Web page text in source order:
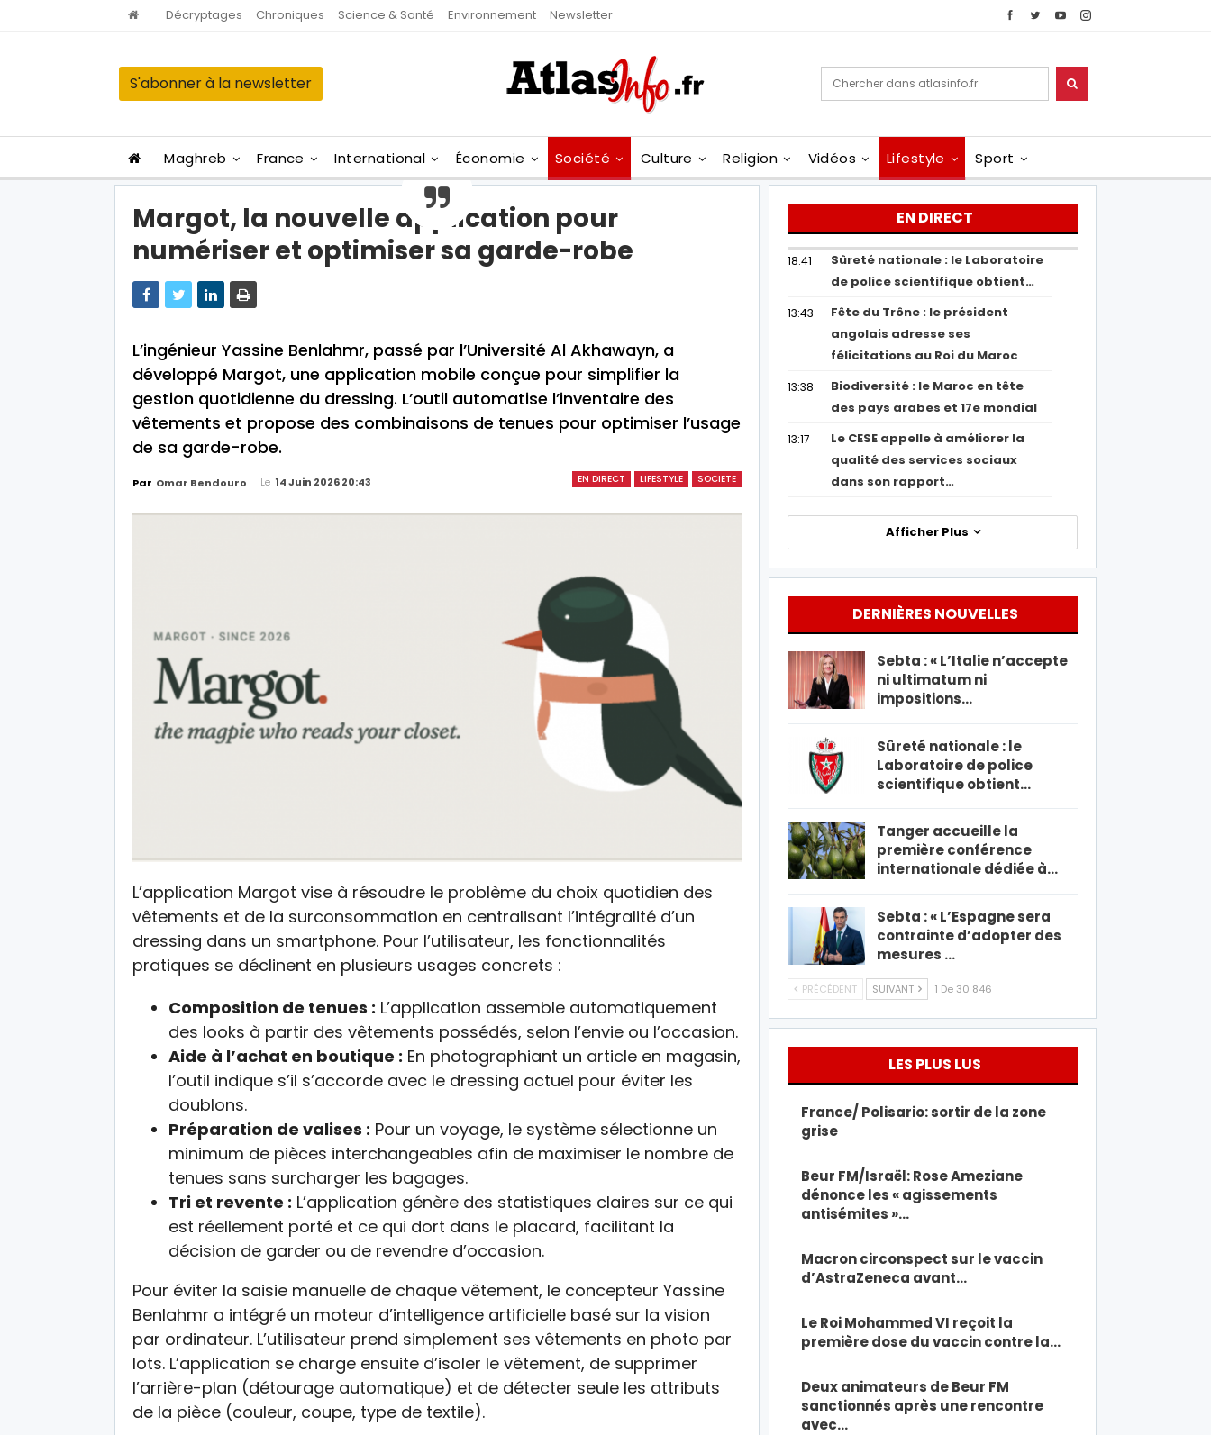
Décryptages Chroniques Science & Santé Environnement Newsletter
S'abonner à la newsletter
Maghreb France International Économie Société Culture Religion Vidéos Lifestyle Sport
Margot, la nouvelle application pour
numériser et optimiser sa garde-robe
L’ingénieur Yassine Benlahmr, passé par l’Université Al Akhawayn, a
développé Margot, une application mobile conçue pour simplifier la
gestion quotidienne du dressing. L’outil automatise l’inventaire des
vêtements et propose des combinaisons de tenues pour optimiser l’usage
de sa garde-robe.
EN DIRECT LIFESTYLE SOCIETE
Par Omar Bendouro Le 14 Juin 2026 20:43
L’application Margot vise à résoudre le problème du choix quotidien des
vêtements et de la surconsommation en centralisant l’intégralité d’un
dressing dans un smartphone. Pour l’utilisateur, les fonctionnalités
pratiques se déclinent en plusieurs usages concrets :
Composition de tenues : L’application assemble automatiquement
des looks à partir des vêtements possédés, selon l’envie ou l’occasion.
Aide à l’achat en boutique : En photographiant un article en magasin,
l’outil indique s’il s’accorde avec le dressing actuel pour éviter les
doublons.
Préparation de valises : Pour un voyage, le système sélectionne un
minimum de pièces interchangeables afin de maximiser le nombre de
tenues sans surcharger les bagages.
Tri et revente : L’application génère des statistiques claires sur ce qui
est réellement porté et ce qui dort dans le placard, facilitant la
décision de garder ou de revendre d’occasion.
Pour éviter la saisie manuelle de chaque vêtement, le concepteur Yassine
Benlahmr a intégré un moteur d’intelligence artificielle basé sur la vision
par ordinateur. L’utilisateur prend simplement ses vêtements en photo par
lots. L’application se charge ensuite d’isoler le vêtement, de supprimer
l’arrière-plan (détourage automatique) et de détecter seule les attributs
de la pièce (couleur, coupe, type de textile).
EN DIRECT
18:41
Sûreté nationale : le Laboratoire
de police scientifique obtient…
13:43
Fête du Trône : le président
angolais adresse ses
félicitations au Roi du Maroc
13:38
Biodiversité : le Maroc en tête
des pays arabes et 17e mondial
13:17
Le CESE appelle à améliorer la
qualité des services sociaux
dans son rapport…
Afficher Plus
DERNIÈRES NOUVELLES
Sebta : « L’Italie n’accepte
ni ultimatum ni
impositions…
Sûreté nationale : le
Laboratoire de police
scientifique obtient…
Tanger accueille la
première conférence
internationale dédiée à…
Sebta : « L’Espagne sera
contrainte d’adopter des
mesures …
PRÉCÉDENT SUIVANT 1 De 30 846
LES PLUS LUS
France/ Polisario: sortir de la zone
grise
Beur FM/Israël: Rose Ameziane
dénonce les « agissements
antisémites »…
Macron circonspect sur le vaccin
d’AstraZeneca avant…
Le Roi Mohammed VI reçoit la
première dose du vaccin contre la…
Deux animateurs de Beur FM
sanctionnés après une rencontre
avec…